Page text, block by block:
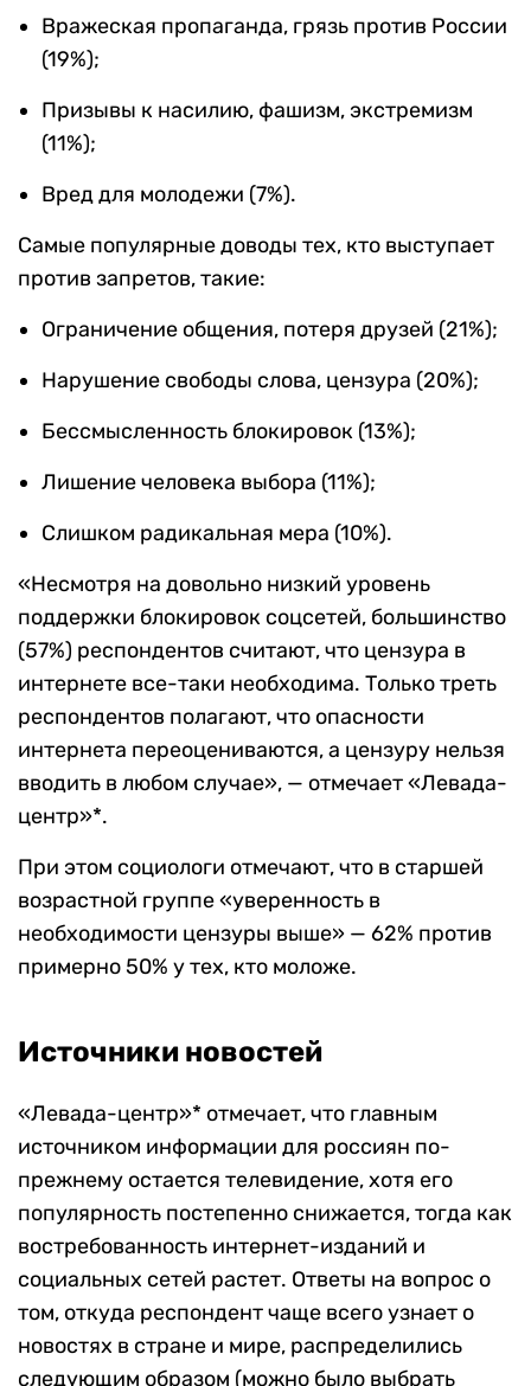
Вражеская пропаганда, грязь против России
(19%);
Призывы к насилию, фашизм, экстремизм
(11%);
Вред для молодежи (7%).
Самые популярные доводы тех, кто выступает
против запретов, такие:
Ограничение общения, потеря друзей (21%);
Нарушение свободы слова, цензура (20%);
Бессмысленность блокировок (13%);
Лишение человека выбора (11%);
Слишком радикальная мера (10%).
«Несмотря на довольно низкий уровень
поддержки блокировок соцсетей, большинство
(57%) респондентов считают, что цензура в
интернете все-таки необходима. Только треть
респондентов полагают, что опасности
интернета переоцениваются, а цензуру нельзя
вводить в любом случае», — отмечает «Левада-
центр»*.
При этом социологи отмечают, что в старшей
возрастной группе «уверенность в
необходимости цензуры выше» — 62% против
примерно 50% у тех, кто моложе.
Источники новостей
«Левада-центр»* отмечает, что главным
источником информации для россиян по-
прежнему остается телевидение, хотя его
популярность постепенно снижается, тогда как
востребованность интернет-изданий и
социальных сетей растет. Ответы на вопрос о
том, откуда респондент чаще всего узнает о
новостях в стране и мире, распределились
следующим образом (можно было выбрать